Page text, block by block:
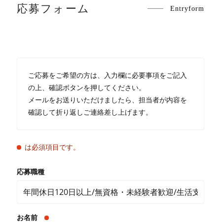
応募フォーム Entryform
ご応募をご希望の方は、入力欄に必要事項をご記入
の上、確認ボタンを押してください。
メールをお送りいただけましたら、担当者が内容を
確認して折り返しご連絡差し上げます。
は必須項目です。
応募職種
お名前